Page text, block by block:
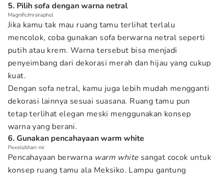
5. Pilih sofa dengan warna netral
Magnific/mrsiraphol
Jika kamu tak mau ruang tamu terlihat terlalu
mencolok, coba gunakan sofa berwarna netral seperti
putih atau krem. Warna tersebut bisa menjadi
penyeimbang dari dekorasi merah dan hijau yang cukup
kuat.
Dengan sofa netral, kamu juga lebih mudah mengganti
dekorasi lainnya sesuai suasana. Ruang tamu pun
tetap terlihat elegan meski menggunakan konsep
warna yang berani.
6. Gunakan pencahayaan warm white
Pexels/shan-nir
Pencahayaan berwarna warm white sangat cocok untuk
konsep ruang tamu ala Meksiko. Lampu gantung